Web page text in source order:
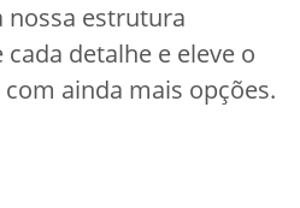
nossa estrutura
detalhe e eleve o
ainda mais opções.